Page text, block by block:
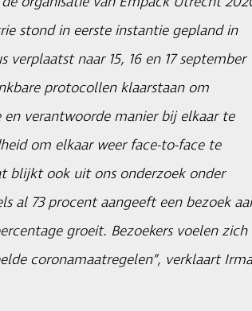
stond in eerste instantie gepland in
naar 15, 16 en 17 september
protocollen klaarstaan om
en verantwoorde manier bij elkaar te
om elkaar weer face-to-face te
blijkt ook uit ons onderzoek onder
al 73 procent aangeeft een bezoek
groeit. Bezoekers voelen zich
coronamaatregelen”, verklaart